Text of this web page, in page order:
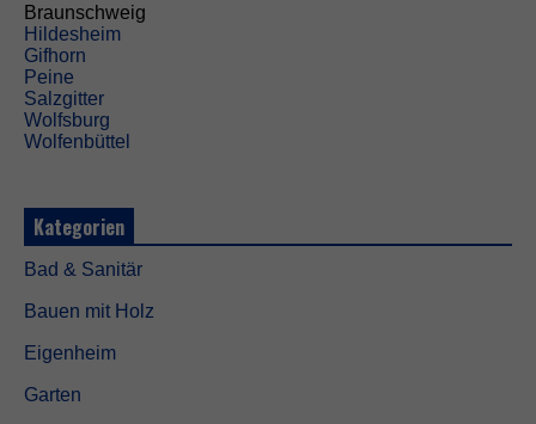
Braunschweig
Hildesheim
Gifhorn
Peine
Salzgitter
Wolfsburg
Wolfenbüttel
Kategorien
Bad & Sanitär
Bauen mit Holz
Eigenheim
Garten